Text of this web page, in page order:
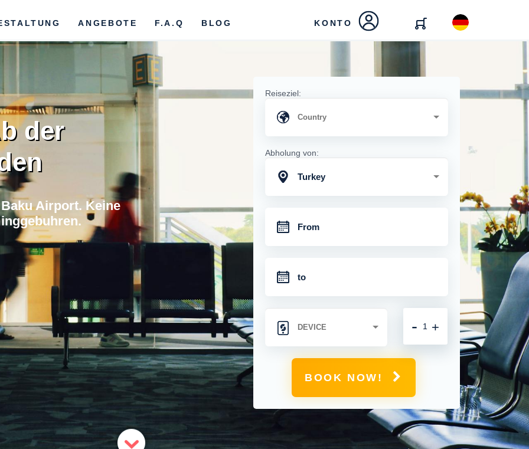
ANGEBOTE F.A.Q BLOG KONTO
der
Airport. Keine
Reiseziel:
Abholung von:
Turkey
+
-
BOOK NOW!